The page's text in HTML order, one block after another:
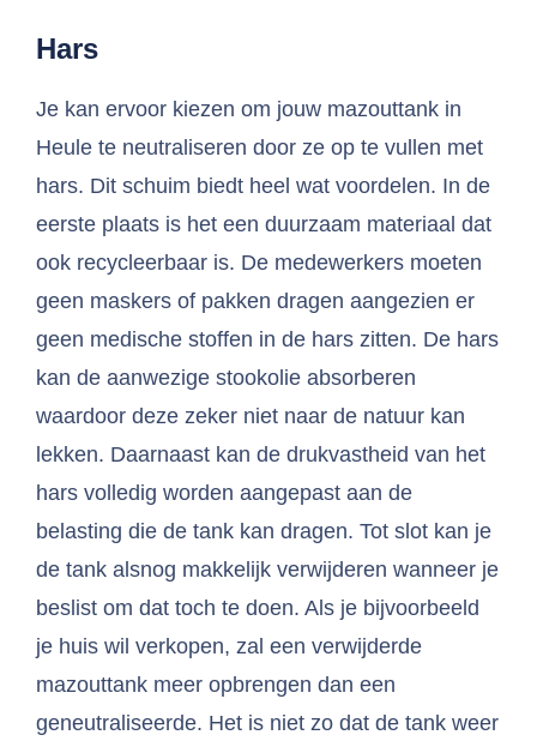
Hars
Je kan ervoor kiezen om jouw mazouttank in
Heule te neutraliseren door ze op te vullen met
hars. Dit schuim biedt heel wat voordelen. In de
eerste plaats is het een duurzaam materiaal dat
ook recycleerbaar is. De medewerkers moeten
geen maskers of pakken dragen aangezien er
geen medische stoffen in de hars zitten. De hars
kan de aanwezige stookolie absorberen
waardoor deze zeker niet naar de natuur kan
lekken. Daarnaast kan de drukvastheid van het
hars volledig worden aangepast aan de
belasting die de tank kan dragen. Tot slot kan je
de tank alsnog makkelijk verwijderen wanneer je
beslist om dat toch te doen. Als je bijvoorbeeld
je huis wil verkopen, zal een verwijderde
mazouttank meer opbrengen dan een
geneutraliseerde. Het is niet zo dat de tank weer